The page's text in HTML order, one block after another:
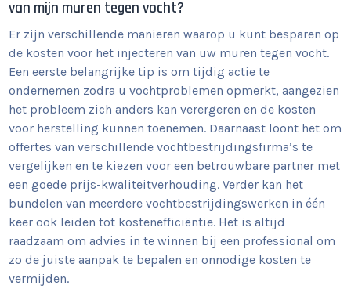
van mijn muren tegen vocht?
Er zijn verschillende manieren waarop u kunt besparen op
de kosten voor het injecteren van uw muren tegen vocht.
Een eerste belangrijke tip is om tijdig actie te
ondernemen zodra u vochtproblemen opmerkt, aangezien
het probleem zich anders kan verergeren en de kosten
voor herstelling kunnen toenemen. Daarnaast loont het om
offertes van verschillende vochtbestrijdingsfirma’s te
vergelijken en te kiezen voor een betrouwbare partner met
een goede prijs-kwaliteitverhouding. Verder kan het
bundelen van meerdere vochtbestrijdingswerken in één
keer ook leiden tot kostenefficiëntie. Het is altijd
raadzaam om advies in te winnen bij een professional om
zo de juiste aanpak te bepalen en onnodige kosten te
vermijden.